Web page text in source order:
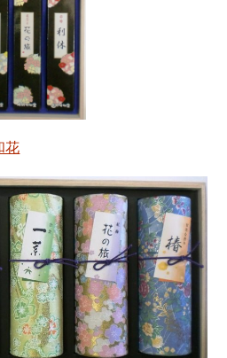
花